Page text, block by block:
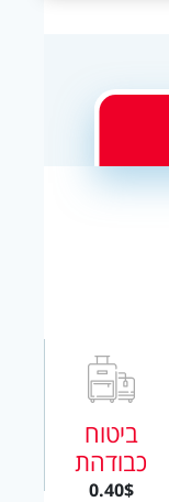
ביטוח
כבודהת
0.40$